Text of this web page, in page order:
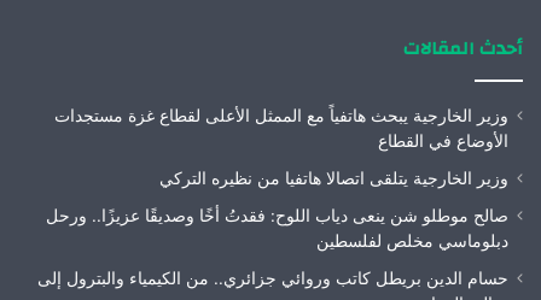
أحدث المقالات
وزير الخارجية يبحث هاتفياً مع الممثل الأعلى لقطاع غزة مستجدات
الأوضاع في القطاع
وزير الخارجية يتلقى اتصالا هاتفيا من نظيره التركي
صالح موطلو شن ينعى دياب اللوح: فقدتُ أخًا وصديقًا عزيزًا.. ورحل
دبلوماسي مخلص لفلسطين
حسام الدين بريطل كاتب وروائي جزائري.. من الكيمياء والبترول إلى